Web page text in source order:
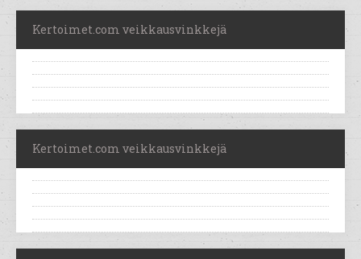
Kertoimet.com veikkausvinkkejä
Kertoimet.com veikkausvinkkejä